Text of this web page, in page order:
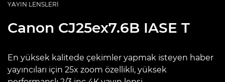
YAYIN LENSLERI
Canon CJ25ex7.6B IASE T
En yüksek kalitede çekimler yapmak isteyen haber
yayıncıları için 25x zoom özellikli, yüksek